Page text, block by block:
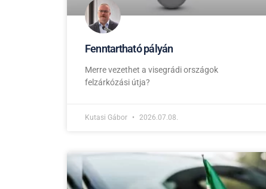
Fenntartható pályán
Merre vezethet a visegrádi országok
felzárkózási útja?
Kutasi Gábor 2026.07.08.